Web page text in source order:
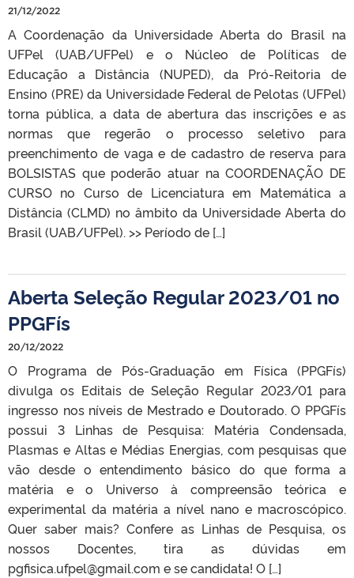
21/12/2022
A Coordenação da Universidade Aberta do Brasil na
UFPel (UAB/UFPel) e o Núcleo de Políticas de
Educação a Distância (NUPED), da Pró-Reitoria de
Ensino (PRE) da Universidade Federal de Pelotas (UFPel)
torna pública, a data de abertura das inscrições e as
normas que regerão o processo seletivo para
preenchimento de vaga e de cadastro de reserva para
BOLSISTAS que poderão atuar na COORDENAÇÃO DE
CURSO no Curso de Licenciatura em Matemática a
Distância (CLMD) no âmbito da Universidade Aberta do
Brasil (UAB/UFPel). >> Período de […]
Aberta Seleção Regular 2023/01 no
PPGFís
20/12/2022
O Programa de Pós-Graduação em Física (PPGFís)
divulga os Editais de Seleção Regular 2023/01 para
ingresso nos níveis de Mestrado e Doutorado. O PPGFís
possui 3 Linhas de Pesquisa: Matéria Condensada,
Plasmas e Altas e Médias Energias, com pesquisas que
vão desde o entendimento básico do que forma a
matéria e o Universo à compreensão teórica e
experimental da matéria a nível nano e macroscópico.
Quer saber mais? Confere as Linhas de Pesquisa, os
nossos Docentes, tira as dúvidas em
pgfisica.ufpel@gmail.com e se candidata! O […]